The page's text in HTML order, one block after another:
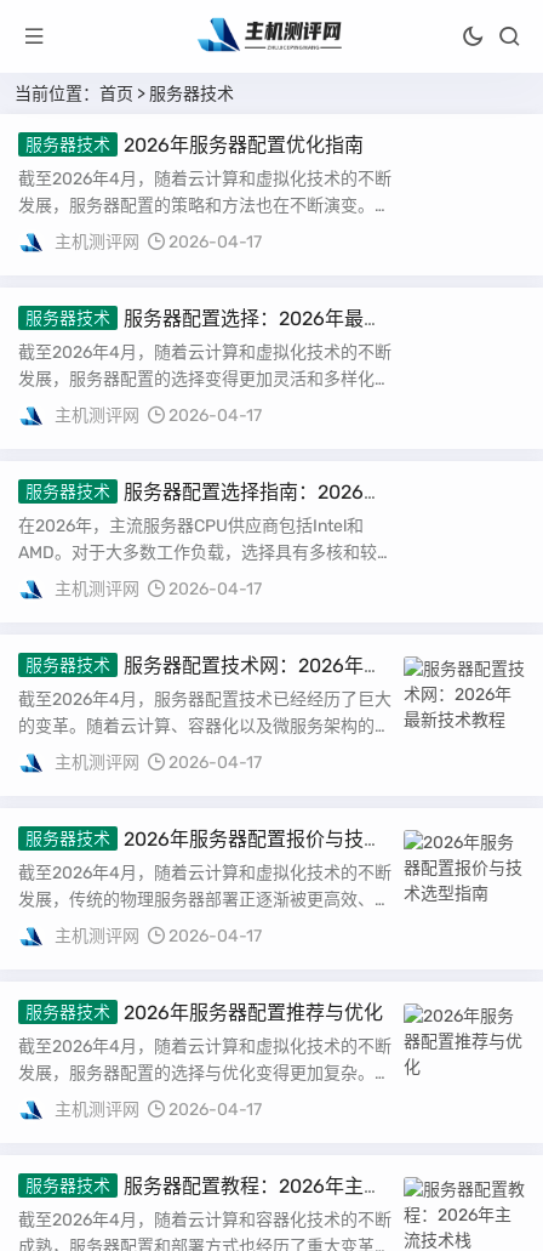
当前位置： 首页 > 服务器技术
服务器技术 2026年服务器配置优化指南
截至2026年4月，随着云计算和虚拟化技术的不断
发展，服务器配置的策略和方法也在不断演变。本
文旨在提供一份详尽的服务器配置优化指南，帮
助...
主机测评网 2026-04-17
服务器技术
服务器配置选择：2026年最佳
实践
截至2026年4月，随着云计算和虚拟化技术的不断
发展，服务器配置的选择变得更加灵活和多样化。
本文将详细介绍如何根据实际需求选择服务器配
置...
主机测评网 2026-04-17
服务器技术
服务器配置选择指南：2026年
最佳实践
在2026年，主流服务器CPU供应商包括Intel和
AMD。对于大多数工作负载，选择具有多核和较
高时钟频率的CPU通常是最佳选择。例如，...
主机测评网 2026-04-17
服务器技术
服务器配置技术网：2026年最
新技术教程
截至2026年4月，服务器配置技术已经经历了巨大
的变革。随着云计算、容器化以及微服务架构的普
及，服务器的配置与管理变得更加复杂而精细。
本...
主机测评网 2026-04-17
服务器技术
2026年服务器配置报价与技术
选型指南
截至2026年4月，随着云计算和虚拟化技术的不断
发展，传统的物理服务器部署正逐渐被更高效、更
灵活的云服务和容器化解决方案所取代。然而，
对...
主机测评网 2026-04-17
服务器技术 2026年服务器配置推荐与优化
截至2026年4月，随着云计算和虚拟化技术的不断
发展，服务器配置的选择与优化变得更加复杂。本
文将提供一份详细的服务器配置推荐，帮助您选
择...
主机测评网 2026-04-17
服务器技术
服务器配置教程：2026年主流
技术栈
截至2026年4月，随着云计算和容器化技术的不断
成熟，服务器配置和部署方式也经历了重大变革。